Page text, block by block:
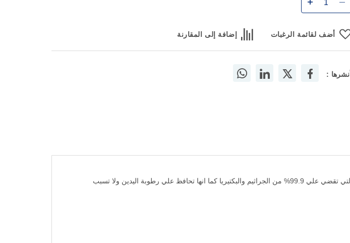
أضف لقائمة الرغبات إضافة إلى المقارنة
أنشرها :
ديتول غسول لليدين كوول 200 مل حماية فائقة وانتعاش دائم بفضل تركيبته الفعالة التي تقضي علي 99.9% من الجراثيم والبكتيريا كما انها تحافظ علي رطوبة اليدين ولا تسبب